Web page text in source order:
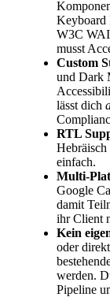
Keyboard
W3C
musst
Custom
und Dark
lässt dich
RTL
einfach.
Multi-
Google
damit
ihr Client
Kein
oder
werden.
Pipeline